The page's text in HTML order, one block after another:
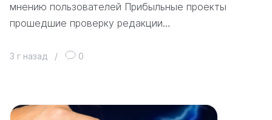
мнению пользователей Прибыльные проекты
прошедшие проверку редакции…
3 г назад / 0